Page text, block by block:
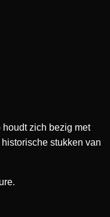
zich bezig met
stukken van